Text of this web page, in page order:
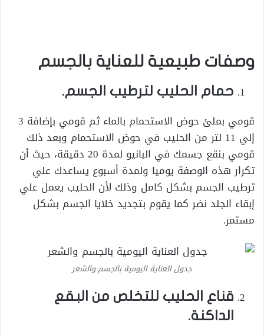
وصفات طبيعية للعناية بالجسم
حمام الحليب لترطيب الجسم.
قومي بملئ حوض الاستحمام بالماء ثم قومي بإضافة 3
إلي 11 لتر من الحليب في حوض الاستحمام وبعد ذلك
قومي بنقع جسمك في البانيو لمدة 20 دقيقة، حيث أن
تكرار هذه الوصفة يوميا ولمدة أسبوع يساعدك علي
ترطيب الجسم بشكل كامل وذلك لأن الحليب يعمل علي
إبقاء الجلد نضر كما يقوم بتجديد خلايا الجسم بشكل
مستمر.
جدول العناية اليومية بالجسم والشعر
قناع الحليب للتخلص من البقع
الداكنة.